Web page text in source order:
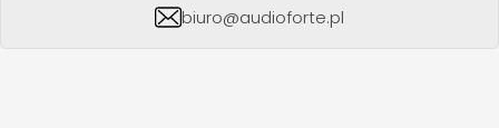
biuro@audioforte.pl